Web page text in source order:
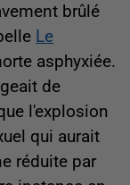
brûlé
Le
asphyxiée.
de
l'explosion
qui aurait
réduite par